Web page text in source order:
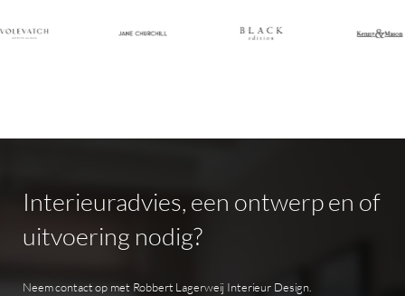
Interieuradvies, een ontwerpen of
uitvoering nodig?
Neem contact op met Robbert Lagerweij Interieur Design.